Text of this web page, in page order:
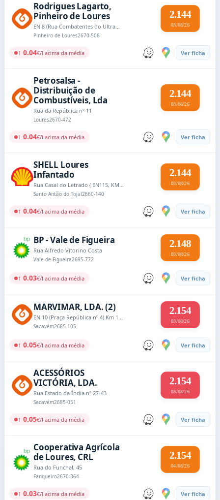
Rodrigues Lagarto,
Pinheiro de Loures
EN 8 (Rua Combatentes do Ultramar nº 15) Km 8,16
Pinheiro de Loures2670-506
2.144
03/08/26
↑ 0.04€/l acima da média Ver ficha
Petrosalsa -
Distribuição de
Combustíveis, Lda
Rua da República nº 11
Loures2670-472
2.144
03/08/26
↑ 0.04€/l acima da média Ver ficha
SHELL Loures
Infantado
Rua Casal do Letrado ( EN115, KM 82+300E), Infantado – Loures
Santo Antão do Tojal2660-140
2.144
03/08/26
↑ 0.04€/l acima da média Ver ficha
BP - Vale de Figueira
Rua Alfredo Vitorino Costa
Vale de Figueira2695-772
2.148
03/08/26
↑ 0.03€/l acima da média Ver ficha
MARVIMAR, LDA. (2)
EN 10 (Praça República nº 4) Km 141,9
Sacavém2685-105
2.154
03/08/26
↑ 0.05€/l acima da média Ver ficha
ACESSÓRIOS
VICTÓRIA, LDA.
Rua Estado da Índia nº 27-43
Sacavém2685-051
2.154
03/08/26
↑ 0.05€/l acima da média Ver ficha
Cooperativa Agrícola
de Loures, CRL
Rua do Funchal, 45
Fanqueiro2670-364
2.154
04/08/26
↑ 0.03€/l acima da média Ver ficha